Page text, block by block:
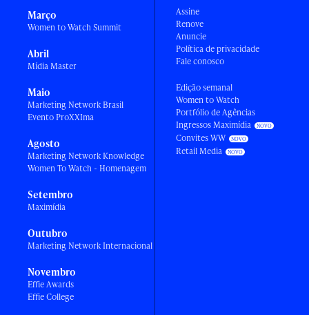
Março
Women to Watch Summit
Abril
Mídia Master
Maio
Marketing Network Brasil
Evento ProXXIma
Agosto
Marketing Network Knowledge
Women To Watch - Homenagem
Setembro
Maximídia
Outubro
Marketing Network Internacional
Novembro
Effie Awards
Effie College
Assine
Renove
Anuncie
Política de privacidade
Fale conosco
Edição semanal
Women to Watch
Portfólio de Agências
Ingressos Maximídia
Convites WW
Retail Media